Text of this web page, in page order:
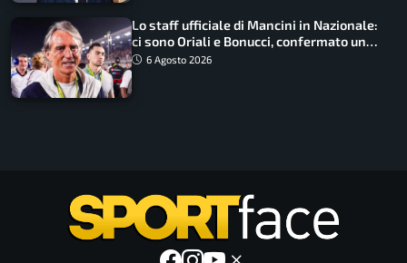
Lo staff ufficiale di Mancini in Nazionale:
ci sono Oriali e Bonucci, confermato un
ritorno
6 Agosto 2026